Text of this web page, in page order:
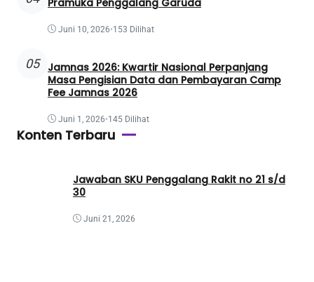
Juni 10, 2026•153 Dilihat
05
Jamnas 2026: Kwartir Nasional Perpanjang
Masa Pengisian Data dan Pembayaran Camp
Fee Jamnas 2026
Juni 1, 2026•145 Dilihat
Konten Terbaru
Jawaban SKU Penggalang Rakit no 21 s/d
30
Juni 21, 2026